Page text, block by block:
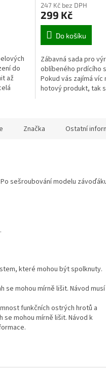
do
až
247 Kč bez DPH
299 Kč
Do košíku
Zábavná sada pro
oblíbeného prdícího
Pokud vás zajímá víc
hotový produkt, tak
Značka Ostatní
sešroubování modelu
které mohou být spolknuty.
se mohou mírně lišit. Návod musí
funkčních ostrých hrotů a
se mohou mírně lišit. Návod k